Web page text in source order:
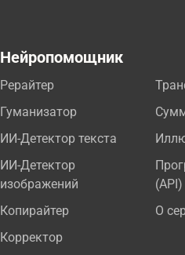
Нейропомощник
Рерайтер
Гуманизатор
ИИ-Детектор текста
ИИ-Детектор
изображений
Копирайтер
Корректор
(API)
О